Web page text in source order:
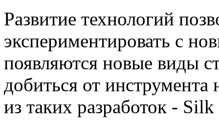
Развитие технологий
экспериментировать с
появляются новые виды
добиться от
из таких разработок -